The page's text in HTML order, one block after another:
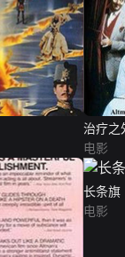
治疗之
电影
长条旗
电影